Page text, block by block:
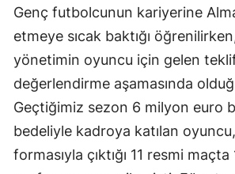
Genç futbolcunun kariyerine
etmeye sıcak baktığı
yönetimin oyuncu için gelen
değerlendirme aşamasında
Geçtiğimiz sezon 6 milyon euro
bedeliyle kadroya katılan
formasıyla çıktığı 11 resmi